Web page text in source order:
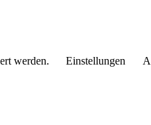
werden.
Einstellungen